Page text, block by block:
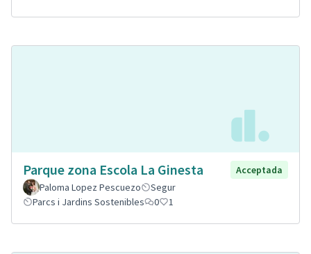
Parque zona Escola La Ginesta
Acceptada
Paloma Lopez Pescuezo
Segur
Parcs i Jardins Sostenibles
0 1